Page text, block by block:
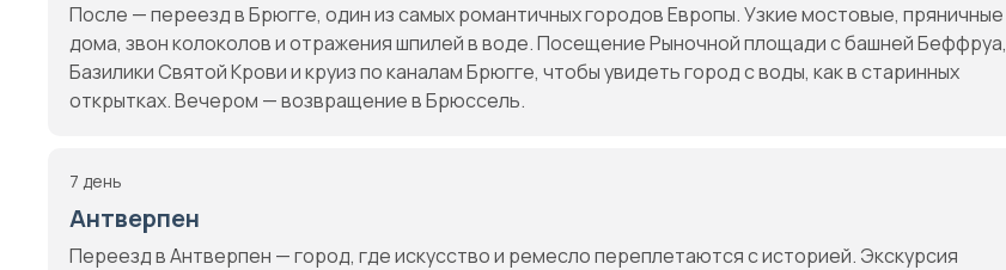
После — переезд в Брюгге, один из самых романтичных городов Европы. Узкие мостовые, пряничные
дома, звон колоколов и отражения шпилей в воде. Посещение Рыночной площади с башней Беффруа,
Базилики Святой Крови и круиз по каналам Брюгге, чтобы увидеть город с воды, как в старинных
открытках. Вечером — возвращение в Брюссель.
7 день
Антверпен
Переезд в Антверпен — город, где искусство и ремесло переплетаются с историей. Экскурсия